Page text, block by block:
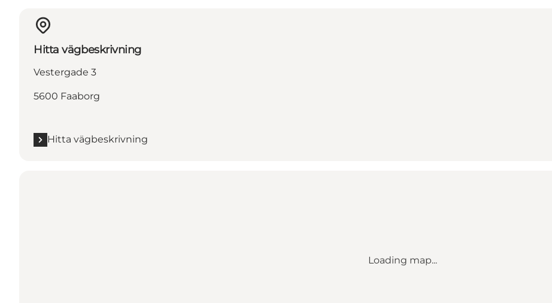
Hitta vägbeskrivning
Vestergade 3
5600 Faaborg
Hitta vägbeskrivning
Loading map...